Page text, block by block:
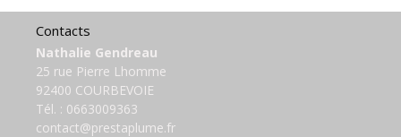
Contacts
Nathalie Gendreau
25 rue Pierre Lhomme
92400 COURBEVOIE
Tél. : 0663009363
contact@prestaplume.fr